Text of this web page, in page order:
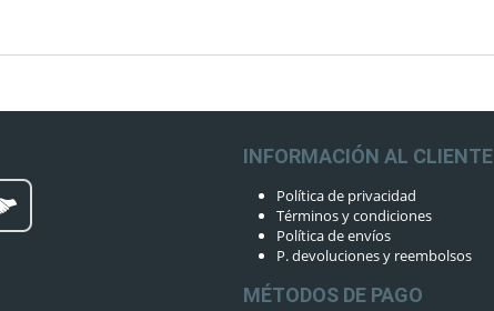
INFORMACIÓN AL CLIENTE
Política de privacidad
Términos y condiciones
Política de envíos
P. devoluciones y reembolsos
MÉTODOS DE PAGO